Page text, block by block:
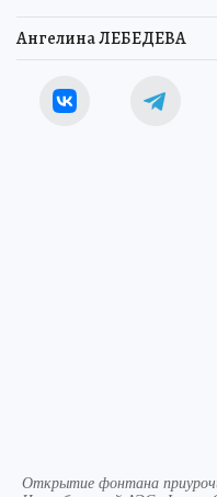
Ангелина ЛЕБЕДЕВА
Открытие фонтана